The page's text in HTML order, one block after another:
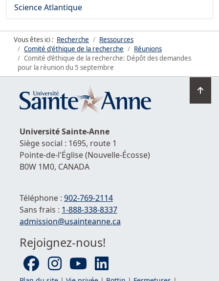
Science Atlantique
Vous êtes ici : Recherche
Ressources
Comité d'éthique de la recherche
Réunions
Comité d’éthique de la recherche: Dépôt des demandes
pour la réunion du 5 septembre
en
UniversitéSainte-Anne
Siège social : 1695, route 1
Pointe-de-l'Église(Nouvelle-Écosse)
B0W 1M0, CANADA
Téléphone : 902-769-2114
Sans frais : 1-888-338-8337
Courriel :
admission@usainteanne.ca
Rejoignez-nous!